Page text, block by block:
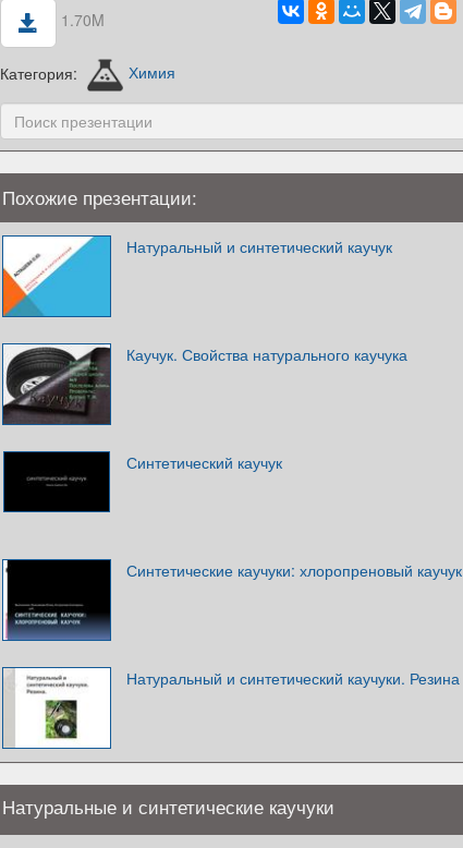
1.70M
Категория: Химия
Похожие презентации:
Натуральный и синтетический каучук
Каучук. Свойства натурального каучука
Синтетический каучук
Синтетические каучуки: хлоропреновый каучук
Натуральный и синтетический каучуки. Резина
Натуральные и синтетические каучуки